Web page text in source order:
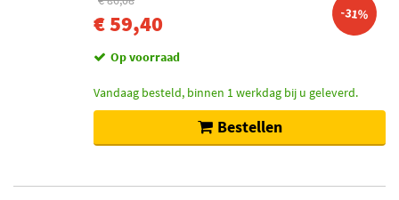
€ 59,40 -31%
Op voorraad
Vandaag besteld, binnen 1 werkdag bij u geleverd.
Bestellen